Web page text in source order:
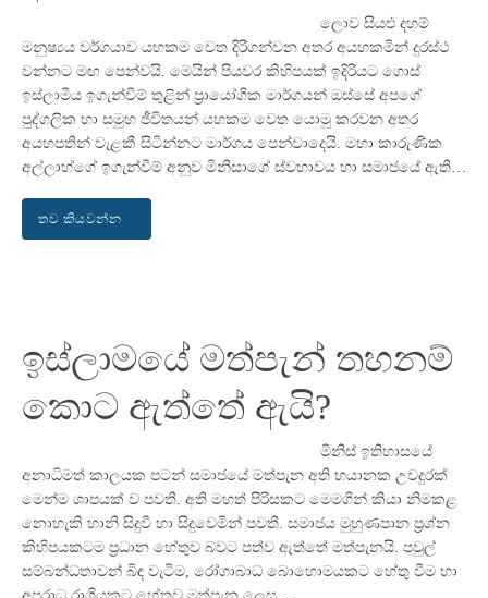
ලොව සියළු දහම්
මනුෂ්‍යය වර්ගයාව යහකම වෙත දිරිගන්වන අතර අයහකමින් දුරස්ථ
වන්නට මඟ පෙන්වයි. මෙයින් පියවර කිහිපයක් ඉදිරියට ගොස්
ඉස්ලාමීය ඉගැන්වීම් තුළින් ප්‍රායෝගික මාර්ගයන් ඔස්සේ අපගේ
පුද්ගලික හා සමුහ ජීවිතයන් යහකම වෙත යොමු කරවන අතර
අයහපතින් වැළකී සිටින්නට මාර්ගය පෙන්වාදෙයි. මහා කාරුණික
අල්ලාහ්ගේ ඉගැන්වීම් අනුව මිනිසාගේ ස්වභාවය හා සමාජයේ ඇති…
තව කියවන්න
ඉස්ලාමයේ මත්පැන් තහනම්
කොට ඇත්තේ ඇයි?
මිනිස් ඉතිහාසයේ
අනාධිමත් කාලයක පටන් සමාජයේ මත්පැන අති භයානක උවදුරක්
මෙන්ම ශාපයක් ව පවතී. අති මහත් පිරිසකට මෙමගින් කියා නිමකළ
නොහැකි හානි සිදුවී හා සිදුවෙමින් පවතී. සමාජය මුහුණපාන ප්‍රශ්න
කිහිපයකටම ප්‍රධාන හේතුව බවට පත්ව ඇත්තේ මත්පැනයි. පවුල්
සම්බන්ධතාවන් බිඳ වැටීම, රෝගාබාධ බොහොමයකට හේතු වීම හා